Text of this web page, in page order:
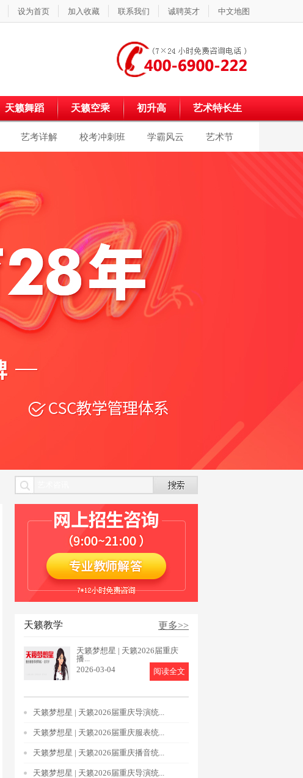
设为首页 加入收藏 联系我们 诚聘英才 中文地图
天籁舞蹈 天籁空乘 初升高 艺术特长生
艺考详解 校考冲刺班 学霸风云 艺术节
天籁教学 更多>>
天籁梦想星 | 天籁2026届重庆
播...
2026-03-04
阅读全文
天籁梦想星 | 天籁2026届重庆导演统...
天籁梦想星 | 天籁2026届重庆服表统...
天籁梦想星 | 天籁2026届重庆播音统...
天籁梦想星 | 天籁2026届重庆导演统...